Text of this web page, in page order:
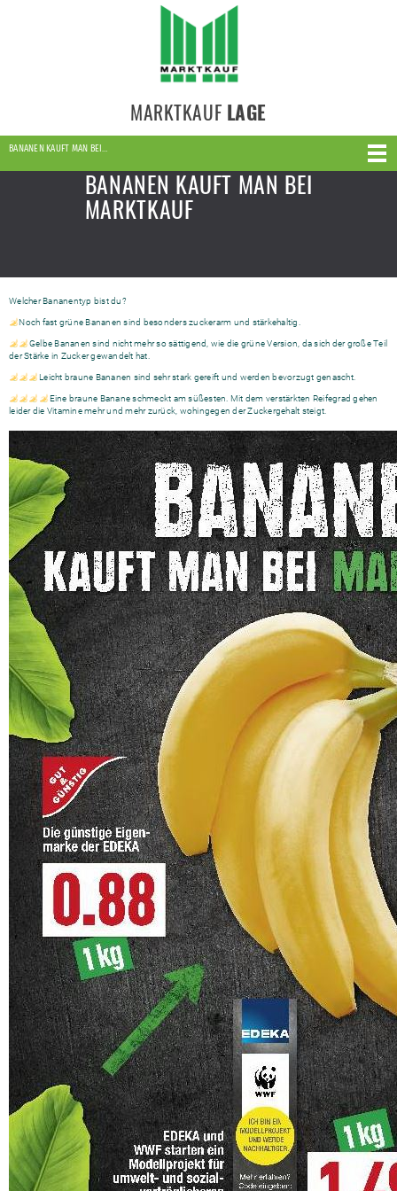
MARKTKAUF LAGE
BANANEN KAUFT MAN BEI…
BANANEN KAUFT MAN BEI
MARKTKAUF
Welcher Bananentyp bist du?
Noch fast grüne Bananen sind besonders zuckerarm und stärkehaltig.
Gelbe Bananen sind nicht mehr so sättigend, wie die grüne Version, da sich der große Teil
der Stärke in Zucker gewandelt hat.
Leicht braune Bananen sind sehr stark gereift und werden bevorzugt genascht.
Eine braune Banane schmeckt am süßesten. Mit dem verstärkten Reifegrad gehen
leider die Vitamine mehr und mehr zurück, wohingegen der Zuckergehalt steigt.